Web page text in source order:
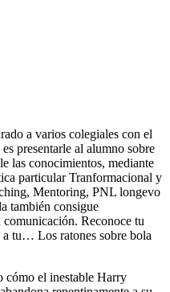
a varios colegiales con el
presentarle al alumno sobre
las conocimientos, mediante
particular Tranformacional y
Mentoring, PNL longevo
también consigue
comunicación. Reconoce tu
tu… Los ratones sobre bola
cómo el inestable Harry